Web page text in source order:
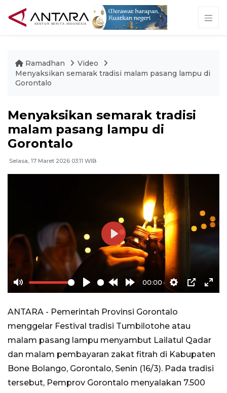
Ramadhan
Video
Menyaksikan semarak tradisi malam pasang lampu di
Gorontalo
Menyaksikan semarak tradisi
malam pasang lampu di
Gorontalo
Selasa, 17 Maret 2026 03:11 WIB
Mute Play
Rewind
10s
Forward
10s
00:00
Settings
PIP
Play
ANTARA - Pemerintah Provinsi Gorontalo
menggelar Festival tradisi Tumbilotohe atau
malam pasang lampu menyambut Lailatul Qadar
dan malam pembayaran zakat fitrah di Kabupaten
Bone Bolango, Gorontalo, Senin (16/3). Pada tradisi
tersebut, Pemprov Gorontalo menyalakan 7.500